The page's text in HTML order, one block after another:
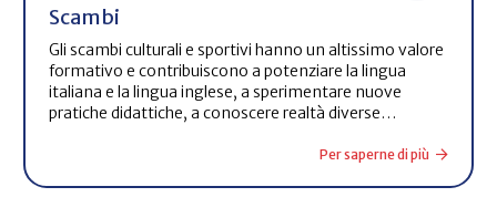
Scambi
Gli scambi culturali e sportivi hanno un altissimo valore
formativo e contribuiscono a potenziare la lingua
italiana e la lingua inglese, a sperimentare nuove
pratiche didattiche, a conoscere realtà diverse…
Per saperne di più